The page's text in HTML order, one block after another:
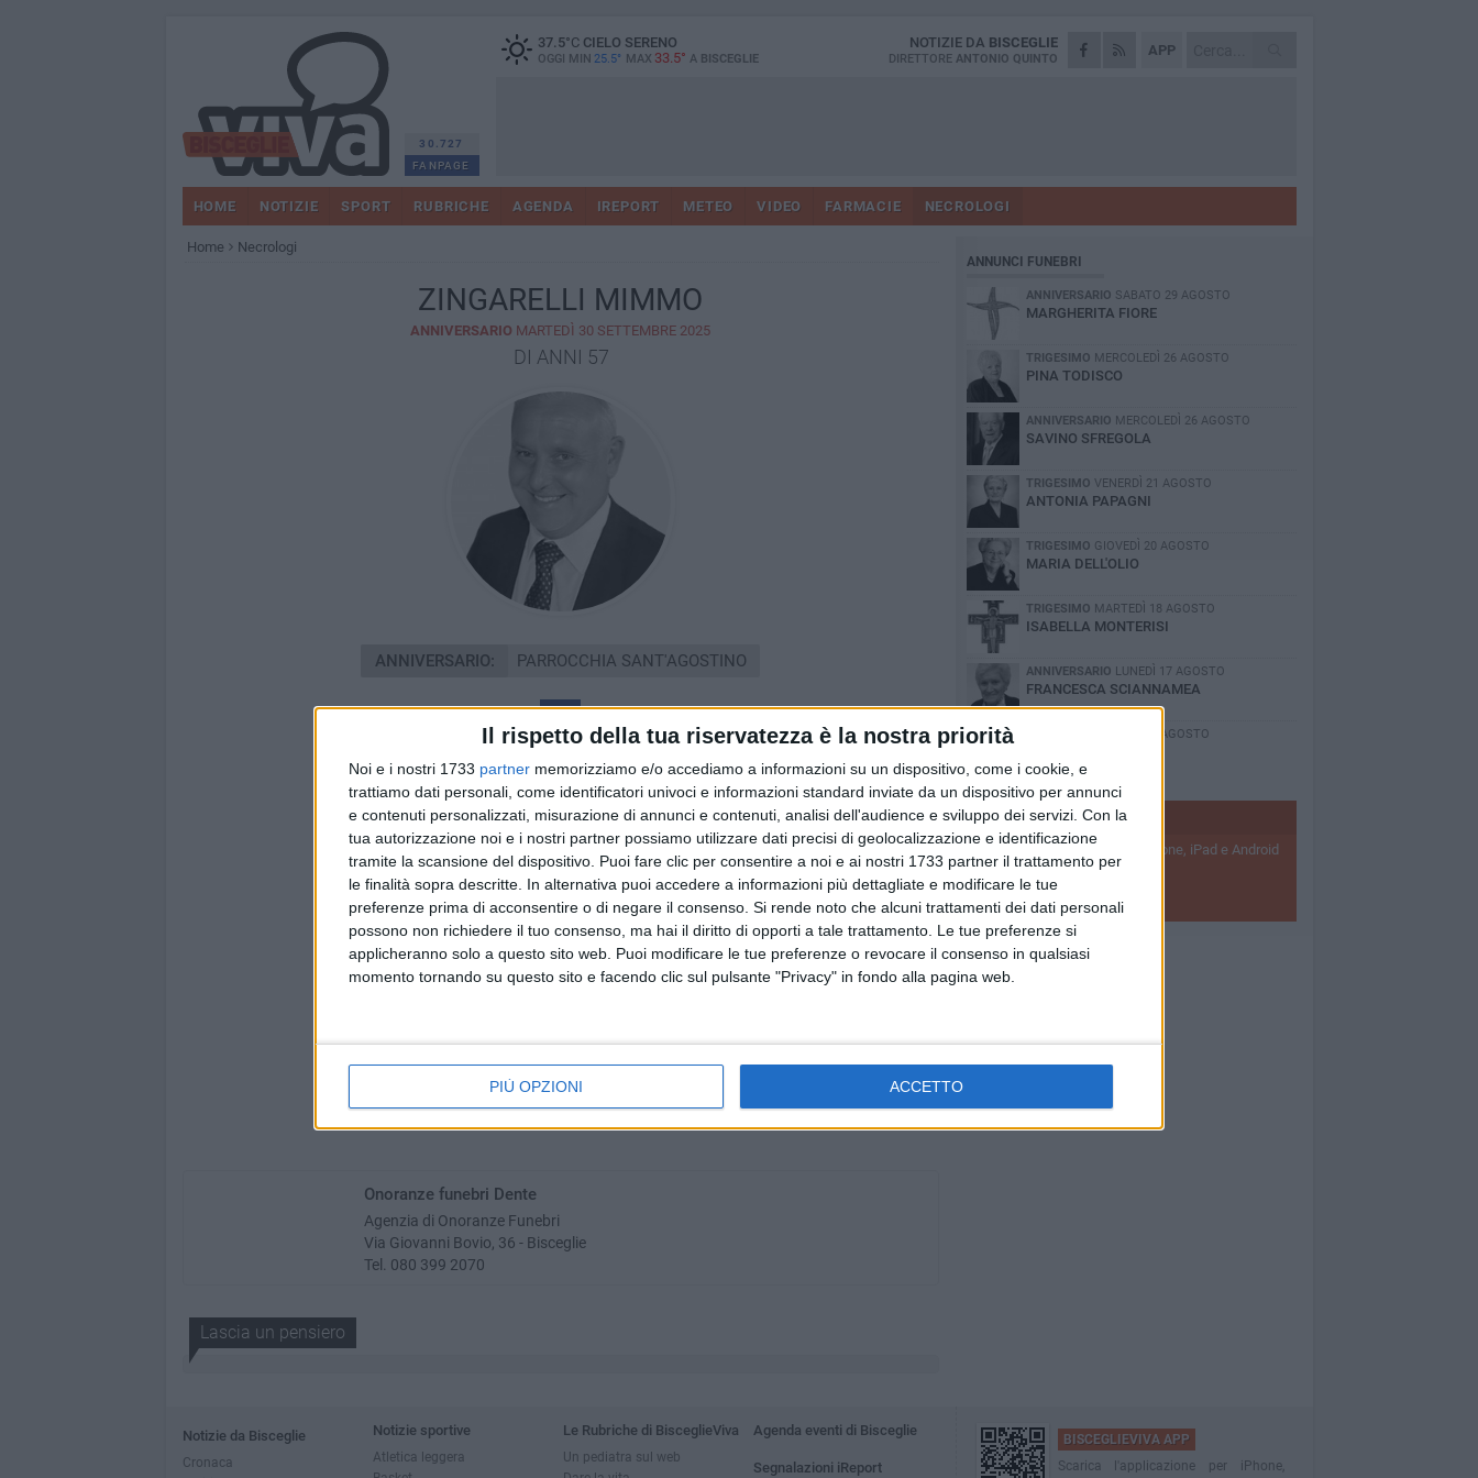
Il rispetto della tua riservatezza è la nostra priorità
Noi e i nostri 1733 partner memorizziamo e/o accediamo a informazioni su un dispositivo, come i cookie, e
trattiamo dati personali, come identificatori univoci e informazioni standard inviate da un dispositivo per annunci
e contenuti personalizzati, misurazione di annunci e contenuti, analisi dell'audience e sviluppo dei servizi. Con la
tua autorizzazione noi e i nostri partner possiamo utilizzare dati precisi di geolocalizzazione e identificazione
tramite la scansione del dispositivo. Puoi fare clic per consentire a noi e ai nostri 1733 partner il trattamento per
le finalità sopra descritte. In alternativa puoi accedere a informazioni più dettagliate e modificare le tue
preferenze prima di acconsentire o di negare il consenso. Si rende noto che alcuni trattamenti dei dati personali
possono non richiedere il tuo consenso, ma hai il diritto di opporti a tale trattamento. Le tue preferenze si
applicheranno solo a questo sito web. Puoi modificare le tue preferenze o revocare il consenso in qualsiasi
momento tornando su questo sito e facendo clic sul pulsante "Privacy" in fondo alla pagina web.
PIÙ OPZIONI ACCETTO
30.727
FANPAGE
37.5°CCIELO SERENO
OGGI MIN 25.5° MAX 33.5° A BISCEGLIE
APP
NOTIZIE DA BISCEGLIE
DIRETTORE ANTONIO QUINTO
HOME NOTIZIE SPORT RUBRICHE AGENDA IREPORT METEO VIDEO FARMACIE NECROLOGI
Home Necrologi
ZINGARELLI MIMMO
ANNIVERSARIO MARTEDÌ 30 SETTEMBRE 2025
DI ANNI 57
ANNIVERSARIO: PARROCCHIA SANT'AGOSTINO
Onoranze funebri Dente
Agenzia di Onoranze Funebri
Via Giovanni Bovio, 36 - Bisceglie
Tel. 080 399 2070
Lascia un pensiero
ANNUNCI FUNEBRI
ANNIVERSARIO SABATO 29 AGOSTO
MARGHERITA FIORE
TRIGESIMO MERCOLEDÌ 26 AGOSTO
PINA TODISCO
ANNIVERSARIO MERCOLEDÌ 26 AGOSTO
SAVINO SFREGOLA
TRIGESIMO VENERDÌ 21 AGOSTO
ANTONIA PAPAGNI
TRIGESIMO GIOVEDÌ 20 AGOSTO
MARIA DELL'OLIO
TRIGESIMO MARTEDÌ 18 AGOSTO
ISABELLA MONTERISI
ANNIVERSARIO LUNEDÌ 17 AGOSTO
FRANCESCA SCIANNAMEA
GIOVEDÌ 13 AGOSTO
BISCEGLIEVIVA APP
Scarica l'applicazione per iPhone, iPad e Android
e ricevi notizie push
SCARICA APP
Notizie da Bisceglie
Cronaca
Notizie sportive
Atletica leggera
Le Rubriche di BisceglieViva
Un pediatra sul web
Agenda eventi di Bisceglie
Segnalazioni iReport
BISCEGLIEVIVA APP
Scarica l'applicazione per iPhone,